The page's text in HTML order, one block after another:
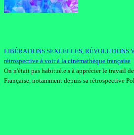
LIBÉRATIONS SEXUELLES, RÉVOLUTIONS
rétrospective à voir à la cinémathèque française
On n'était pas habitué.e.s à apprécier le travail
Française, notamment depuis sa rétrospective